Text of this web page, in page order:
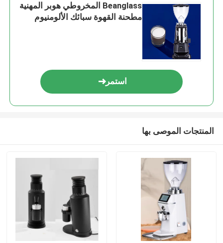
Beanglass المخروطي هوبر المهنية
مطحنة القهوة سبائك الألومنيوم
استمر
المنتجات الموصى بها